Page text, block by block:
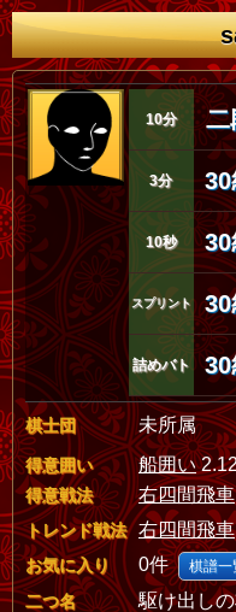
10分 二
3分 30
10秒 30
スプリント 30
詰めバト 30
棋士団 未所属
得意囲い 船囲い
得意戦法 右四間飛車
トレンド戦法 右四間飛車
お気に入り 0件 棋譜一
二つ名 駆け出し